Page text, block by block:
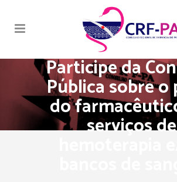
Participe da
Pública sobre o
do
serviços de